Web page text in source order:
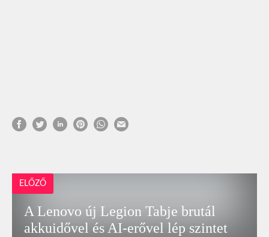
ELŐZŐ
A Lenovo új Legion Tabje brutál
akkuidővel és AI-erővel lép szintet